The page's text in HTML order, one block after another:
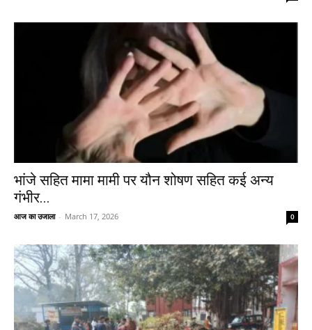
भांजे सहित मामा मामी पर यौन शोषण सहित कई अन्य
गंभीर...
आज का उजाला - March 17, 2026 0